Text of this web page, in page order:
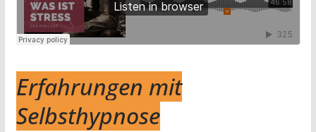
Erfahrungen mit
Selbsthypnose